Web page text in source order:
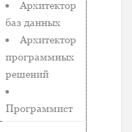
Архитектор
баз данных
Архитектор
программных
решений
Программист